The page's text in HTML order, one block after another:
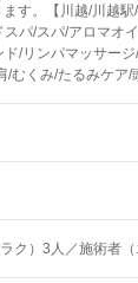
す。【川越/川越
スパ/スパ/アロマオ
ド/リンパマッサー
/むくみ/たるみケア/
ク）3人／施術者